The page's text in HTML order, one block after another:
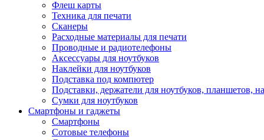
Флеш карты
Техника для печати
Сканеры
Расходные материалы для печати
Проводные и радиотелефоны
Аксессуары для ноутбуков
Наклейки для ноутбуков
Подставка под компютер
Подставки, держатели для ноутбуков, планшетов,
Сумки для ноутбуков
Смартфоны и гаджеты
Смартфоны
Сотовые телефоны